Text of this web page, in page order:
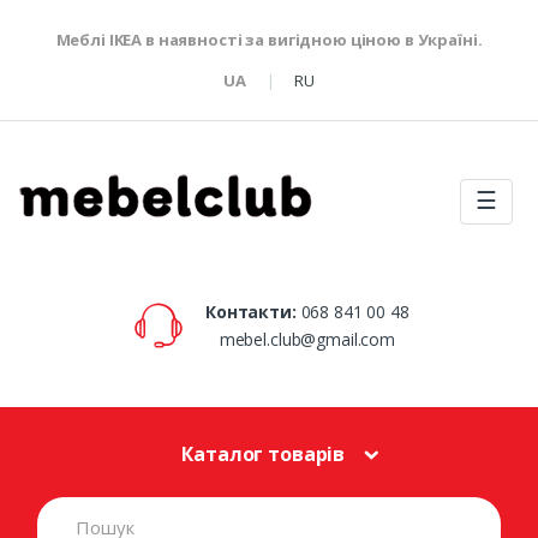
Меблі IKEA в наявності за вигідною ціною в Україні.
UA
RU
☰
Контакти: 068 841 00 48
mebel.club@gmail.com
Каталог товарів
S
e